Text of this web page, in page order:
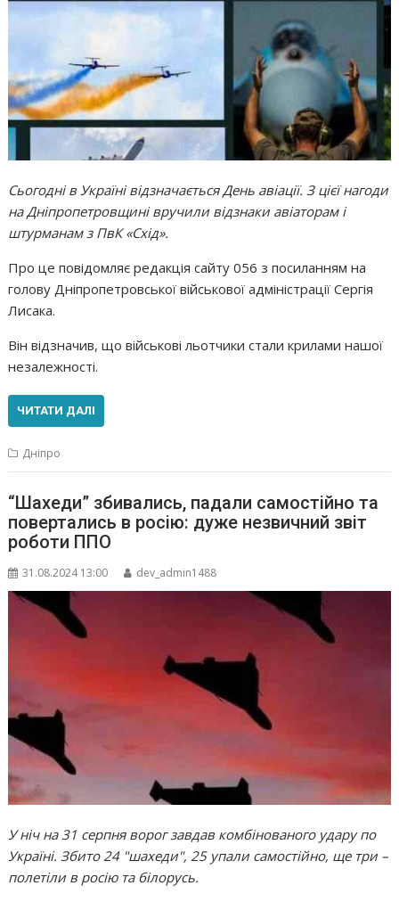
Сьогодні в Україні відзначається День авіації. З цієї нагоди
на Дніпропетровщині вручили відзнаки авіаторам і
штурманам з ПвК «Схід».
Про це повідомляє редакція сайту 056 з посиланням на
голову Дніпропетровської військової адміністрації Сергія
Лисака.
Він відзначив, що військові льотчики стали крилами нашої
незалежності.
ЧИТАТИ ДАЛІ
Дніпро
“Шахеди” збивались, падали самостійно та
повертались в росію: дуже незвичний звіт
роботи ППО
31.08.2024 13:00 dev_admin1488
У ніч на 31 серпня ворог завдав комбінованого удару по
Україні. Збито 24 "шахеди", 25 упали самостійно, ще три –
полетіли в росію та білорусь.